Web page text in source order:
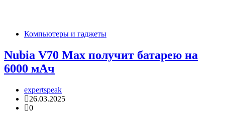
Компьютеры и гаджеты
Nubia V70 Max получит батарею на
6000 мАч
expertspeak
26.03.2025
0